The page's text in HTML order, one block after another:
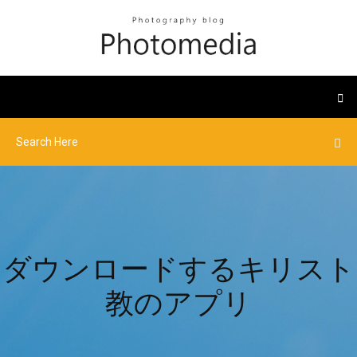
ダウンロードするキリスト
教のアプリ